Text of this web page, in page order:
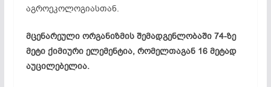
აგროეკოლოგიასთან.
მცენარეული ორგანიზმის შემადგენლობაში 74-ზე
მეტი ქიმიური ელემენტია, რომელთაგან 16 მეტად
აუცილებელია.